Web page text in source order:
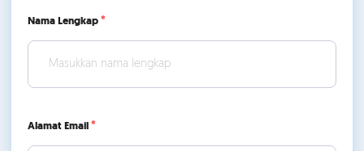
Nama Lengkap
Alamat Email